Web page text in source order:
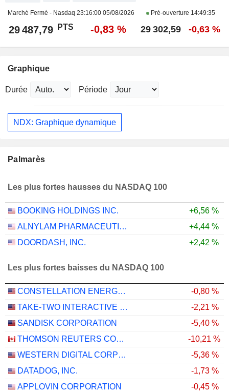
Marché Fermé - Nasdaq 23:16:00 05/08/2026 Pré-ouverture 14:49:35
29 487,79 PTS -0,83 % 29 302,59 -0,63 %
Graphique
Durée Période
NDX: Graphique dynamique
Palmarès
Les plus fortes hausses du NASDAQ 100
BOOKING HOLDINGS INC.
+6,56 %
ALNYLAM PHARMACEUTICALS, INC.
+4,44 %
DOORDASH, INC.
+2,42 %
Les plus fortes baisses du NASDAQ 100
CONSTELLATION ENERGY CORPORATION
-0,80 %
TAKE-TWO INTERACTIVE SOFTWARE, INC.
-2,21 %
SANDISK CORPORATION
-5,40 %
THOMSON REUTERS CORPORATION
-10,21 %
WESTERN DIGITAL CORPORATION
-5,36 %
DATADOG, INC.
-1,73 %
APPLOVIN CORPORATION
-0,45 %